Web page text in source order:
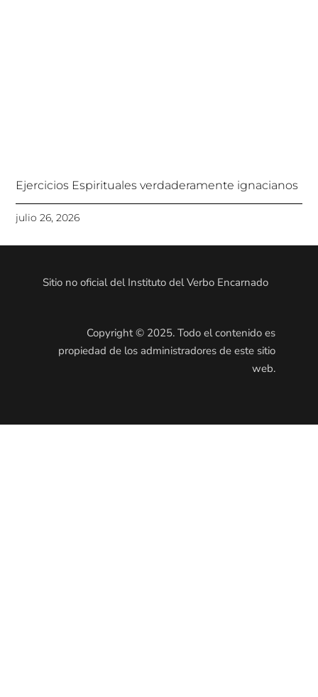
Ejercicios Espirituales verdaderamente ignacianos
julio 26, 2026
Sitio no oficial del Instituto del Verbo Encarnado
Copyright © 2025. Todo el contenido es
propiedad de los administradores de este sitio
web.